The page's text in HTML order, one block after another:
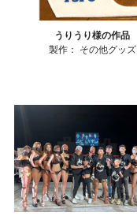
うりうり様の作品
製作：
その他グッズ